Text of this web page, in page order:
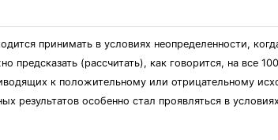
принимать в условиях неопределенности,
(рассчитать), как говорится, на все
к положительному или отрицательному
результатов особенно стал проявляться в